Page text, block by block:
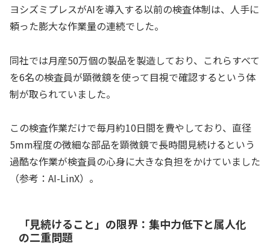
ヨシズミプレスがAIを導入する以前の検査体制は、人手に
頼った膨大な作業量の連続でした。
同社では月産50万個の製品を製造しており、これらすべて
を6名の検査員が顕微鏡を使って目視で確認するという体
制が取られていました。
この検査作業だけで毎月約10日間を費やしており、直径
5mm程度の微細な部品を顕微鏡で長時間見続けるという
過酷な作業が検査員の心身に大きな負担をかけていました
（参考：AI-LinX）。
「見続けること」の限界：集中力低下と属人化
の二重問題